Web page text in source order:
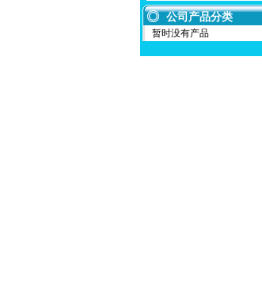
公司产品分类
暂时没有产品